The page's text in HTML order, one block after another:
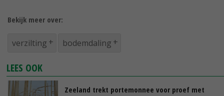
Bekijk meer over:
verzilting bodemdaling
LEES OOK
Zeeland trekt portemonnee voor proef met